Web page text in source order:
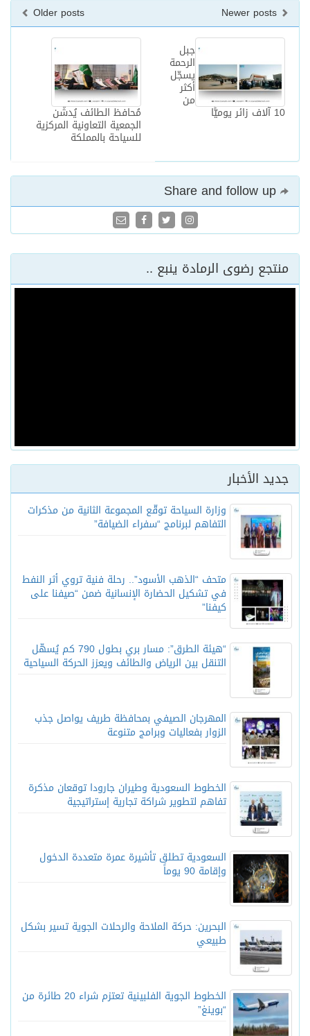
Older posts
مُحافظ الطائف يُدشّن
الجمعية التعاونية المركزية
للسياحة بالمملكة
جبل
الرحمة
يسجّل
أكثر
من
10 آلاف زائر يوميًّا
منتجع رضوى الرمادة ينبع ..
جديد الأخبار
وزارة السياحة توقّع المجموعة الثانية من مذكرات
التفاهم لبرنامج “سفراء الضيافة”
متحف “الذهب الأسود”.. رحلة فنية تروي أثر النفط
في تشكيل الحضارة الإنسانية ضمن “صيفنا على
كيفنا”
“هيئة الطرق”: مسار بري بطول 790 كم يُسهّل
التنقل بين الرياض والطائف ويعزز الحركة السياحية
المهرجان الصيفي بمحافظة طريف يواصل جذب
الزوار بفعاليات وبرامج متنوعة
الخطوط السعودية وطيران جارودا توقعان مذكرة
تفاهم لتطوير شراكة تجارية إستراتيجية
السعودية تطلق تأشيرة عمرة متعددة الدخول
وإقامة 90 يوماً
البحرين: حركة الملاحة والرحلات الجوية تسير بشكل
طبيعي
الخطوط الجوية الفلبينية تعتزم شراء 20 طائرة من
“بوينغ”